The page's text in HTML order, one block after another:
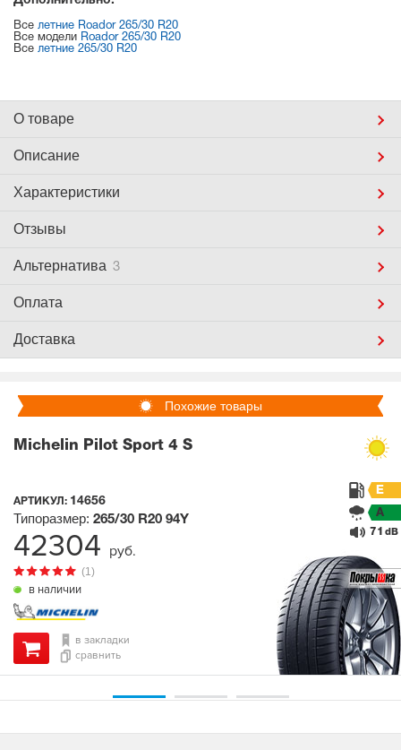
Все летние Roador 265/30 R20
Все модели Roador 265/30 R20
Все летние 265/30 R20
О товаре
Описание
Характеристики
Отзывы
Альтернатива 3
Оплата
Доставка
Похожие товары
Michelin Pilot Sport 4 S
АРТИКУЛ: 14656
в наличии
(1)
Типоразмер: 265/30 R20 94Y
E
A
71 dB
в закладки
сравнить
42304 руб.